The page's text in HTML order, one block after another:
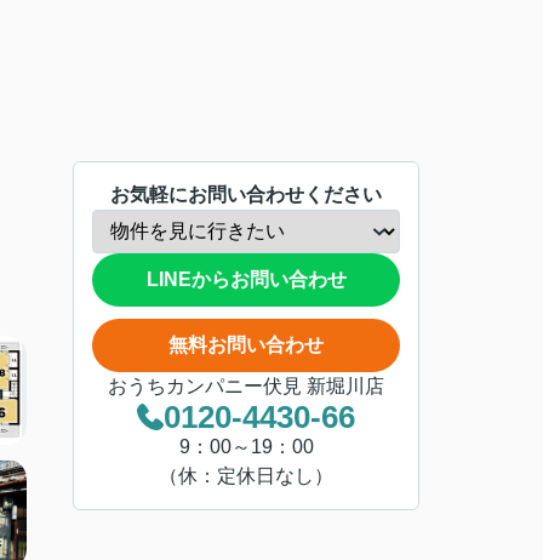
お気軽にお問い合わせください
LINEからお問い合わせ
無料お問い合わせ
おうちカンパニー伏見 新堀川店
0120-4430-66
9：00～19：00
（休：定休日なし）